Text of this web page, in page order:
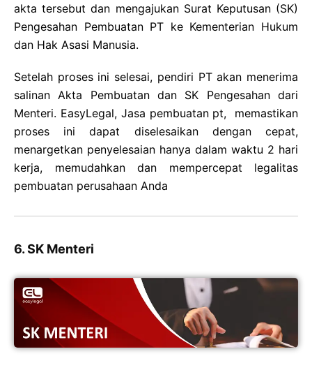
akta tersebut dan mengajukan Surat Keputusan (SK)
Pengesahan Pembuatan PT ke Kementerian Hukum
dan Hak Asasi Manusia.
Setelah proses ini selesai, pendiri PT akan menerima
salinan Akta Pembuatan dan SK Pengesahan dari
Menteri. EasyLegal, Jasa pembuatan pt, memastikan
proses ini dapat diselesaikan dengan cepat,
menargetkan penyelesaian hanya dalam waktu 2 hari
kerja, memudahkan dan mempercepat legalitas
pembuatan perusahaan Anda
6. SK Menteri